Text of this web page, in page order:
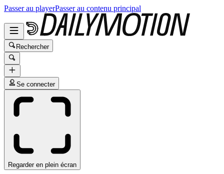
Passer au playerPasser au contenu principal
Rechercher
Se connecter
Regarder en plein écran